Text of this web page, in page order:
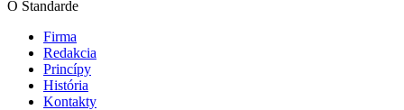
O Štandarde
Firma
Redakcia
Princípy
História
Kontakty